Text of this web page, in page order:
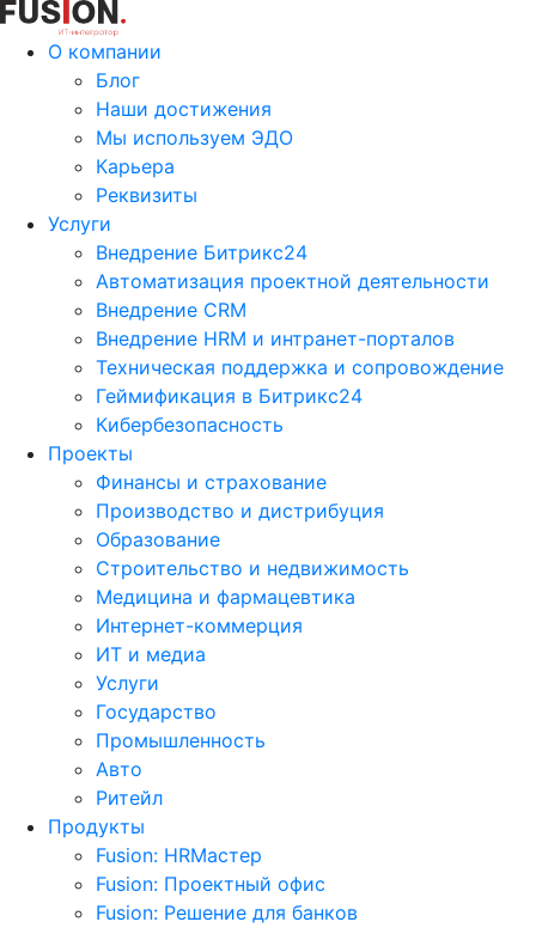
О компании
Блог
Наши достижения
Мы используем ЭДО
Карьера
Реквизиты
Услуги
Внедрение Битрикс24
Автоматизация проектной деятельности
Внедрение CRM
Внедрение HRM и интранет-порталов
Техническая поддержка и сопровождение
Геймификация в Битрикс24
Кибербезопасность
Проекты
Финансы и страхование
Производство и дистрибуция
Образование
Строительство и недвижимость
Медицина и фармацевтика
Интернет-коммерция
ИТ и медиа
Услуги
Государство
Промышленность
Авто
Ритейл
Продукты
Fusion: HRМастер
Fusion: Проектный офис
Fusion: Решение для банков